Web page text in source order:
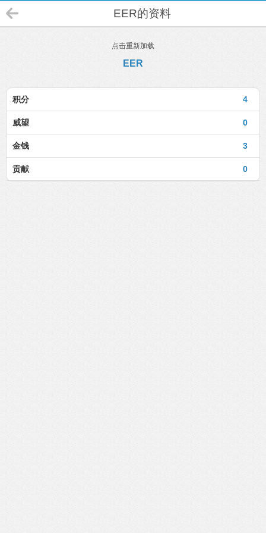
EER的资料
点击重新加载
EER
4
积分
0
威望
3
金钱
0
贡献